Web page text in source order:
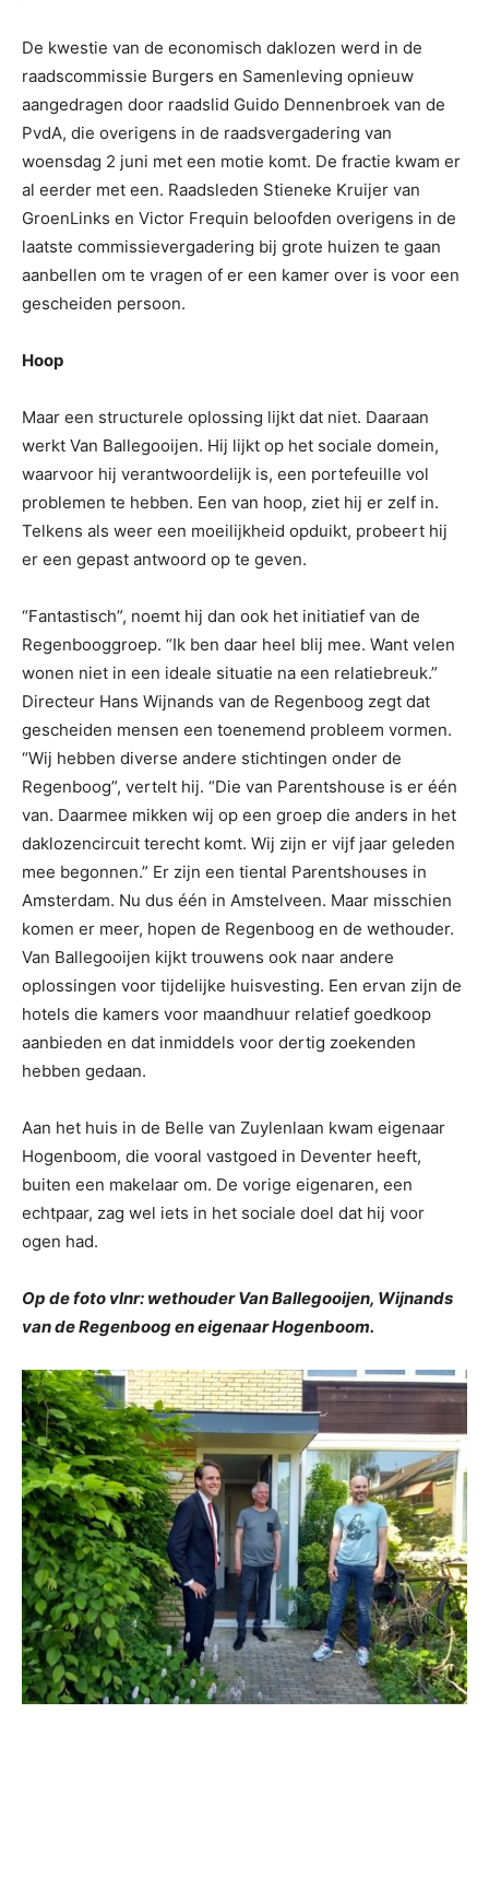
De kwestie van de economisch daklozen werd in de
raadscommissie Burgers en Samenleving opnieuw
aangedragen door raadslid Guido Dennenbroek van de
PvdA, die overigens in de raadsvergadering van
woensdag 2 juni met een motie komt. De fractie kwam er
al eerder met een. Raadsleden Stieneke Kruijer van
GroenLinks en Victor Frequin beloofden overigens in de
laatste commissievergadering bij grote huizen te gaan
aanbellen om te vragen of er een kamer over is voor een
gescheiden persoon.
Hoop
Maar een structurele oplossing lijkt dat niet. Daaraan
werkt Van Ballegooijen. Hij lijkt op het sociale domein,
waarvoor hij verantwoordelijk is, een portefeuille vol
problemen te hebben. Een van hoop, ziet hij er zelf in.
Telkens als weer een moeilijkheid opduikt, probeert hij
er een gepast antwoord op te geven.
“Fantastisch”, noemt hij dan ook het initiatief van de
Regenbooggroep. “Ik ben daar heel blij mee. Want velen
wonen niet in een ideale situatie na een relatiebreuk.”
Directeur Hans Wijnands van de Regenboog zegt dat
gescheiden mensen een toenemend probleem vormen.
“Wij hebben diverse andere stichtingen onder de
Regenboog”, vertelt hij. “Die van Parentshouse is er één
van. Daarmee mikken wij op een groep die anders in het
daklozencircuit terecht komt. Wij zijn er vijf jaar geleden
mee begonnen.” Er zijn een tiental Parentshouses in
Amsterdam. Nu dus één in Amstelveen. Maar misschien
komen er meer, hopen de Regenboog en de wethouder.
Van Ballegooijen kijkt trouwens ook naar andere
oplossingen voor tijdelijke huisvesting. Een ervan zijn de
hotels die kamers voor maandhuur relatief goedkoop
aanbieden en dat inmiddels voor dertig zoekenden
hebben gedaan.
Aan het huis in de Belle van Zuylenlaan kwam eigenaar
Hogenboom, die vooral vastgoed in Deventer heeft,
buiten een makelaar om. De vorige eigenaren, een
echtpaar, zag wel iets in het sociale doel dat hij voor
ogen had.
Op de foto vlnr: wethouder Van Ballegooijen, Wijnands
van de Regenboog en eigenaar Hogenboom.